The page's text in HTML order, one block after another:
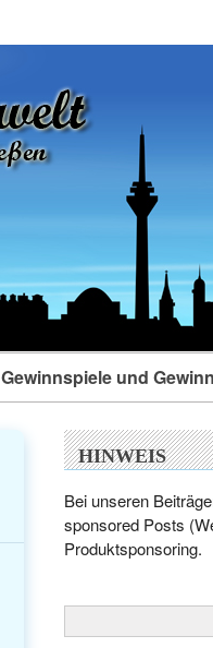
Gewinnspiele und
HINWEIS
Bei unseren
sponsored Posts
Produktsponsoring.